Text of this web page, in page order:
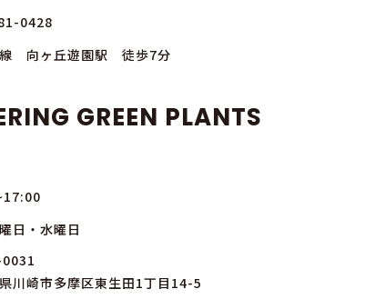
0428
向ヶ丘遊園駅 徒歩7分
GREEN PLANTS
日・水曜日
川崎市多摩区東生田1丁目14-5